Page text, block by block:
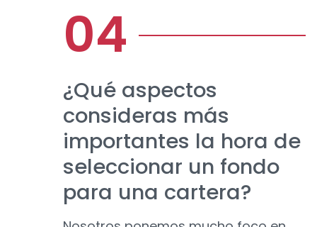
¿Qué aspectos
consideras más
importantes la hora de
seleccionar un fondo
para una cartera?